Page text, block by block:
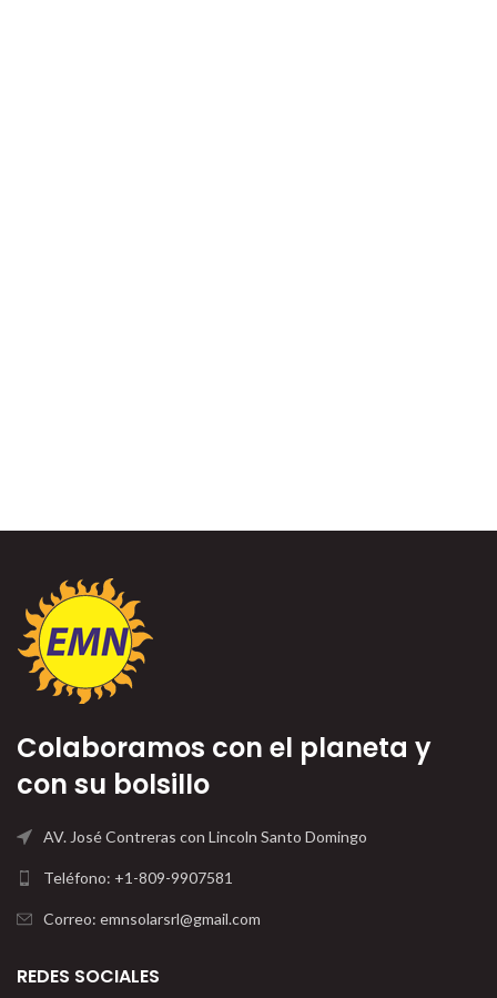
Colaboramos con el planeta y
con su bolsillo
AV. José Contreras con Lincoln Santo Domingo
Teléfono: +1-809-9907581
Correo: emnsolarsrl@gmail.com
REDES SOCIALES